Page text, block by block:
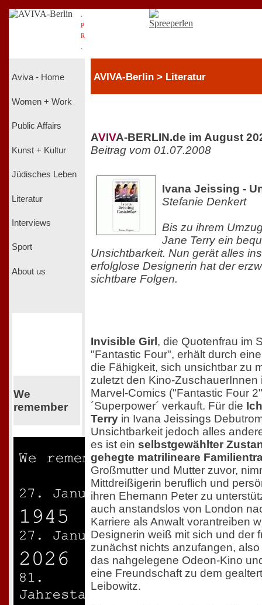
P
R
Aviva - Home
Women + Work
Public Affairs
Kunst + Kultur
Jüdisches Leben
Literatur
Interviews
Sport
About us
We
remember
AVIVA-Berlin > Literatur
AVIVA-BERLIN.de im August
Beitrag vom 01.07.2008
Ivana Jeissing -
Stefanie Denkert
Bis zu ihrem
Jane Terry ein
Unsichtbarkeit. Nun gerät alles
erfolglose Designerin hat der
sichtbare Folgen.
Invisible Girl , die Quotenfrau im
"Fantastic Four", erhält durch
die Fähigkeit, sich unsichtbar zu
zuletzt den Kino-ZuschauerInnen
Marvel-Comics ("Fantastic Four
´Superpower´ verkauft. Für die
Terry in Ivana Jeissings
Unsichtbarkeit jedoch alles
es ist ein selbstgewählter
gehegte matrilineare
Großmutter und Mutter zuvor,
Mittdreißigerin beruflich und
ihren Ehemann Peter zu
auch anstandslos von London
Karriere als Anwalt vorantreiben
Designerin weiß mit sich und der
zunächst nichts anzufangen,
das nahgelegene Odeon-Kino
eine Freundschaft zu dem
Leibowitz.